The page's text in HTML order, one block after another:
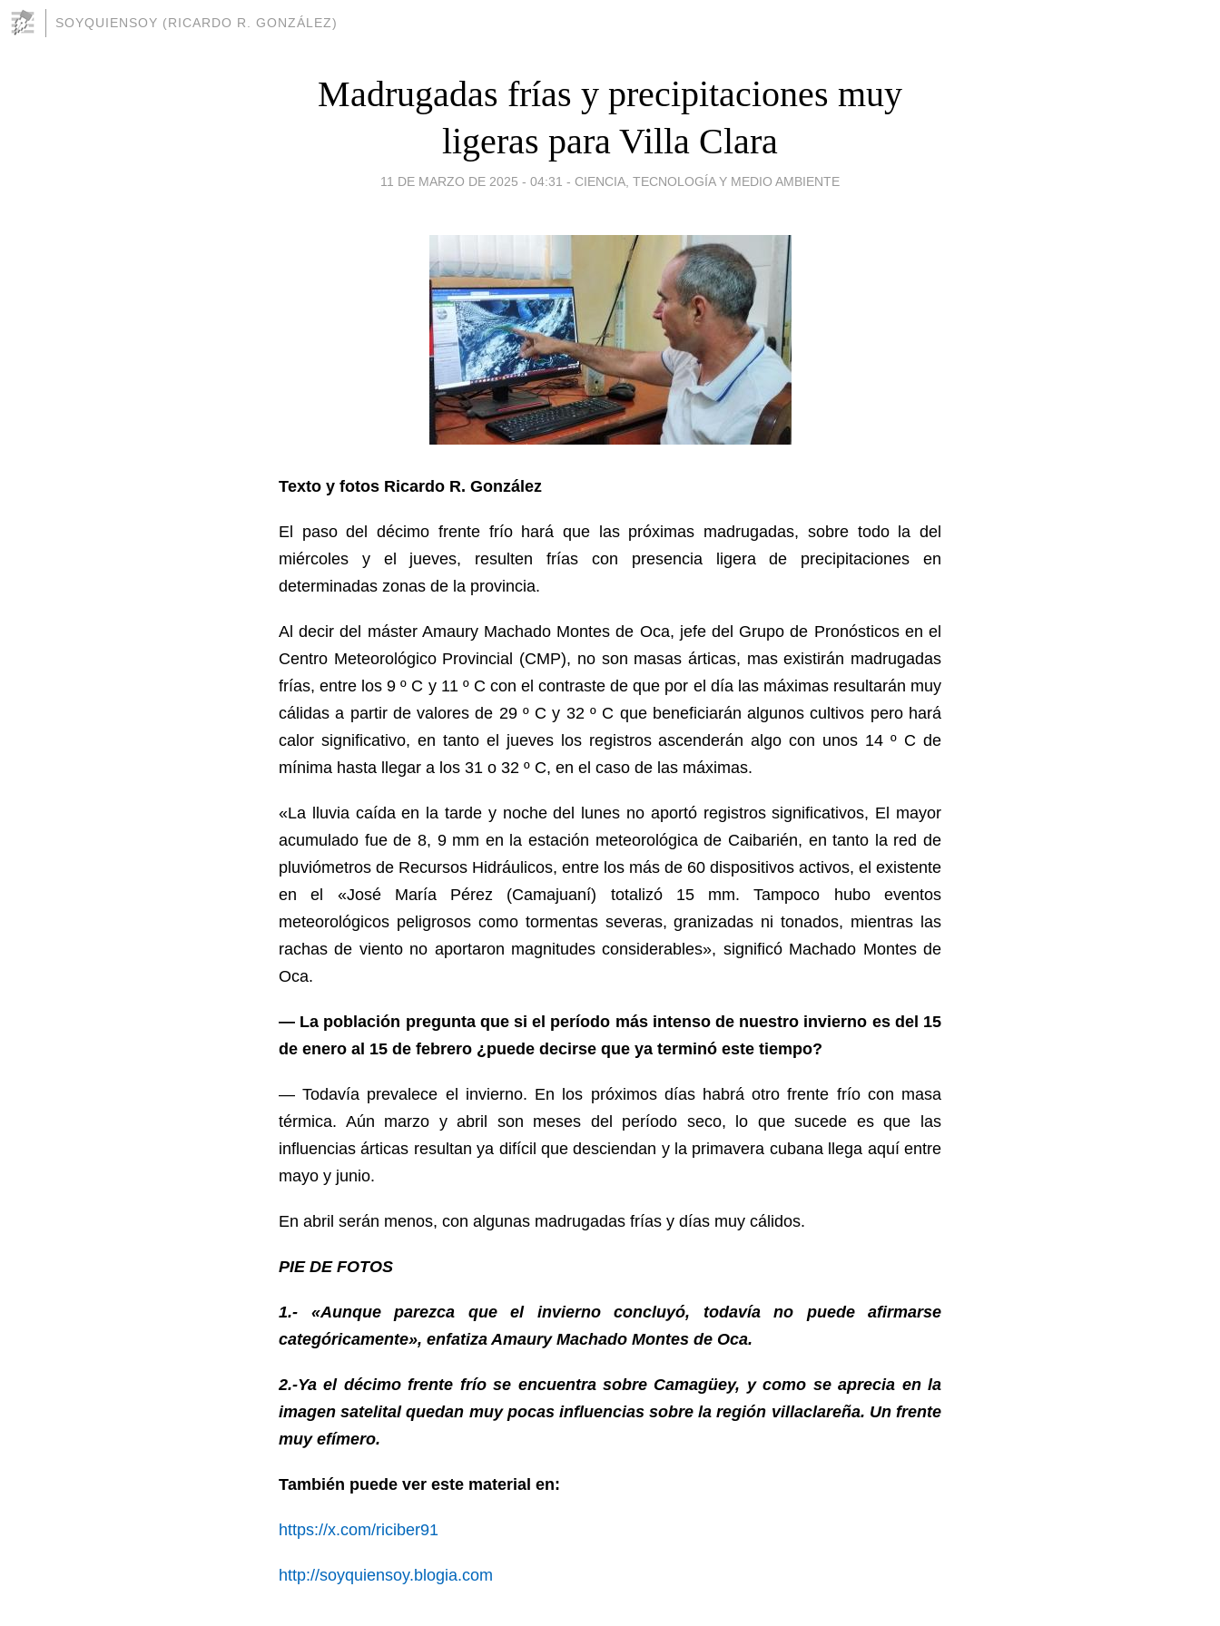
SOYQUIENSOY (RICARDO R. GONZÁLEZ)
Madrugadas frías y precipitaciones muy
ligeras para Villa Clara
11 DE MARZO DE 2025 - 04:31 - CIENCIA, TECNOLOGÍA Y MEDIO AMBIENTE
Texto y fotos Ricardo R. González
El paso del décimo frente frío hará que las próximas madrugadas, sobre todo la del
miércoles y el jueves, resulten frías con presencia ligera de precipitaciones en
determinadas zonas de la provincia.
Al decir del máster Amaury Machado Montes de Oca, jefe del Grupo de Pronósticos en el
Centro Meteorológico Provincial (CMP), no son masas árticas, mas existirán madrugadas
frías, entre los 9 º C y 11 º C con el contraste de que por el día las máximas resultarán muy
cálidas a partir de valores de 29 º C y 32 º C que beneficiarán algunos cultivos pero hará
calor significativo, en tanto el jueves los registros ascenderán algo con unos 14 º C de
mínima hasta llegar a los 31 o 32 º C, en el caso de las máximas.
«La lluvia caída en la tarde y noche del lunes no aportó registros significativos, El mayor
acumulado fue de 8, 9 mm en la estación meteorológica de Caibarién, en tanto la red de
pluviómetros de Recursos Hidráulicos, entre los más de 60 dispositivos activos, el existente
en el «José María Pérez (Camajuaní) totalizó 15 mm. Tampoco hubo eventos
meteorológicos peligrosos como tormentas severas, granizadas ni tonados, mientras las
rachas de viento no aportaron magnitudes considerables», significó Machado Montes de
Oca.
— La población pregunta que si el período más intenso de nuestro invierno es del 15
de enero al 15 de febrero ¿puede decirse que ya terminó este tiempo?
— Todavía prevalece el invierno. En los próximos días habrá otro frente frío con masa
térmica. Aún marzo y abril son meses del período seco, lo que sucede es que las
influencias árticas resultan ya difícil que desciendan y la primavera cubana llega aquí entre
mayo y junio.
En abril serán menos, con algunas madrugadas frías y días muy cálidos.
PIE DE FOTOS
1.- «Aunque parezca que el invierno concluyó, todavía no puede afirmarse
categóricamente», enfatiza Amaury Machado Montes de Oca.
2.-Ya el décimo frente frío se encuentra sobre Camagüey, y como se aprecia en la
imagen satelital quedan muy pocas influencias sobre la región villaclareña. Un frente
muy efímero.
También puede ver este material en:
https://x.com/riciber91
http://soyquiensoy.blogia.com